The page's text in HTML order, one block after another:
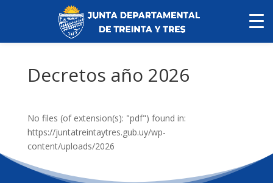
Decretos año 2026
No files (of extension(s): "pdf") found in:
https://juntatreintaytres.gub.uy/wp-
content/uploads/2026